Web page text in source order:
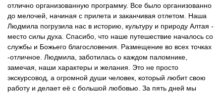
отлично организованную программу. Все было организованно
до мелочей, начиная с прилета и заканчивая отлетом. Наша
Людмила погрузила нас в историю, культуру и природу Алтая -
место силы духа. Спасибо, что наше путешествие началось со
службы и Божьего благословения. Размещение во всех точках
-отличное. Людмила, заботилась о каждом паломнике,
замечая, наши характеры и желания. Это не просто
экскурсовод, а огромной души человек, который любит свою
работу и делает её с большой любовью. За пять дней мы